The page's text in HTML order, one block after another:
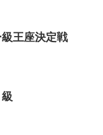
王座決定戦